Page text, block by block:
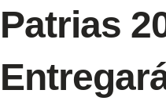
Patrias